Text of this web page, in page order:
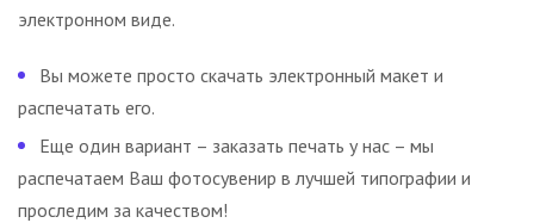
электронном виде.
Вы можете просто скачать электронный макет и
распечатать его.
Еще один вариант – заказать печать у нас – мы
распечатаем Ваш фотосувенир в лучшей типографии и
проследим за качеством!